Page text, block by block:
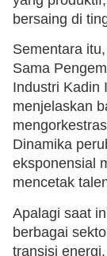
bersaing di
Sementara
Sama
Industri Kadin
menjelaskan
Dinamika
eksponensial
mencetak
Apalagi saat
berbagai
transisi